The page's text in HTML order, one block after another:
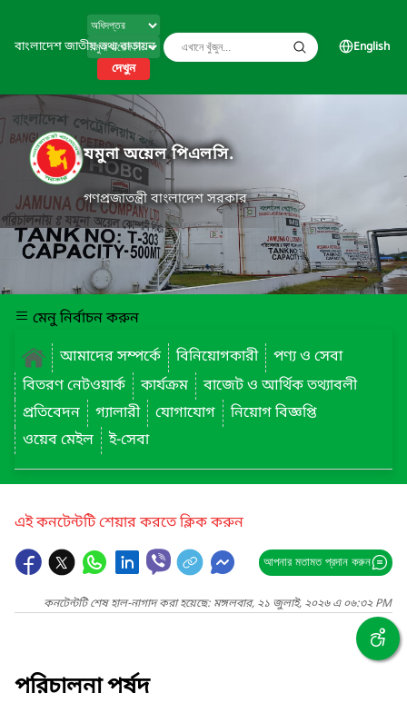
বাংলাদেশ জাতীয় তথ্য বাতায়ন
দেখুন
English
যমুনা অয়েল পিএলসি.
গণপ্রজাতন্ত্রী বাংলাদেশ সরকার
মেনু নির্বাচন করুন
আমাদের সম্পর্কে
বিনিয়োগকারী
পণ্য ও সেবা
বিতরণ নেটওয়ার্ক
কার্যক্রম
বাজেট ও আর্থিক তথ্যাবলী
প্রতিবেদন
গ্যালারী যোগাযোগ
নিয়োগ বিজ্ঞপ্তি
ওয়েব মেইল
ই-সেবা
এই কনটেন্টটি শেয়ার করতে ক্লিক করুন
আপনার মতামত প্রদান করুন
কনটেন্টটি শেষ হাল-নাগাদ করা হয়েছে: মঙ্গলবার, ২১ জুলাই, ২০২৬ এ ০৬:৩২ PM
পরিচালনা পর্ষদ